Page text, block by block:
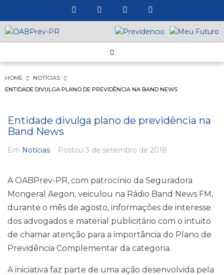
HOME
NOTÍCIAS
ENTIDADE DIVULGA PLANO DE PREVIDÊNCIA NA BAND NEWS
Entidade divulga plano de previdência na
Band News
Em Notícias Postou 3 de setembro de 2018
A OABPrev-PR, com patrocínio da Seguradora
Mongeral Aegon, veiculou na Rádio Band News FM,
durante o mês de agosto, informações de interesse
dos advogados e material publicitário com o intuito
de chamar atenção para a importância do Plano de
Previdência Complementar da categoria.
A iniciativa faz parte de uma ação desenvolvida pela